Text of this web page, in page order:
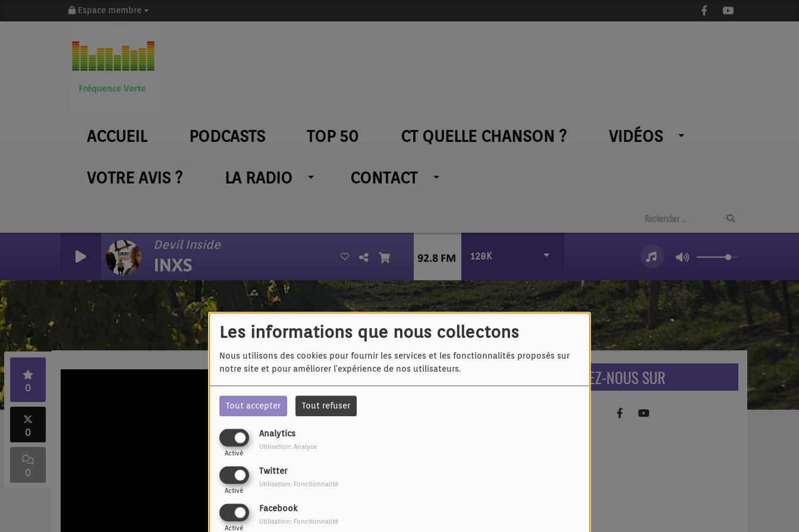
Les informations que nous collectons
Nous utilisons des cookies pour fournir les services et les fonctionnalités proposés sur
notre site et pour améliorer l'expérience de nos utilisateurs.
Tout accepter Tout refuser
Analytics
Activé
Utilisation: Analyse
Twitter
Activé
Utilisation: Fonctionnalité
Facebook
Activé
Utilisation: Fonctionnalité
Espace membre
ACCUEIL PODCASTS TOP 50 CT QUELLE CHANSON ? VIDÉOS
VOTRE AVIS ? LA RADIO CONTACT
Devil Inside
INXS 128K
Adonis - Les couleurs
0
0
0
RETROUVEZ-NOUS SUR